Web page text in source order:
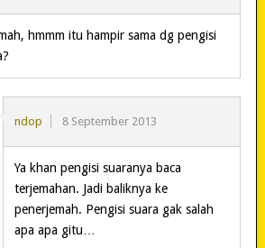
hmmm itu hampir sama dg pengisi
ndop 8 September 2013
Ya khan pengisi suaranya baca
terjemahan. Jadi baliknya ke
penerjemah. Pengisi suara gak salah
apa apa gitu…